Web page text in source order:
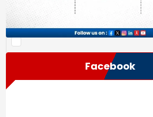
Save my name, email, and website
for the next time I comment.
Facebook